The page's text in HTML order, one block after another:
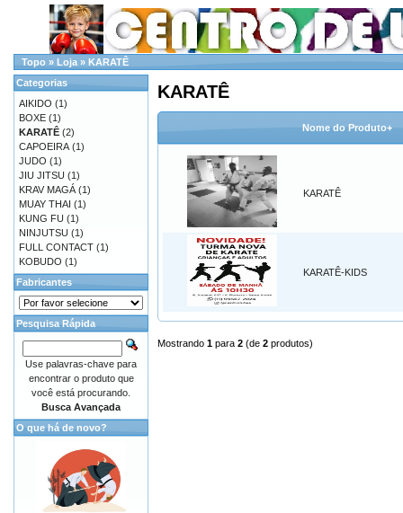
Topo » Loja » KARATÊ
KARATÊ
Nome do Produto+
KARATÊ
KARATÊ-KIDS
Mostrando 1 para 2 (de 2 produtos)
Categorias
AIKIDO (1)
BOXE (1)
KARATÊ (2)
CAPOEIRA (1)
JUDO (1)
JIU JITSU (1)
KRAV MAGÁ (1)
MUAY THAI (1)
KUNG FU (1)
NINJUTSU (1)
FULL CONTACT (1)
KOBUDO (1)
Fabricantes
Pesquisa Rápida
Use palavras-chave para
encontrar o produto que
você está procurando.
Busca Avançada
O que há de novo?